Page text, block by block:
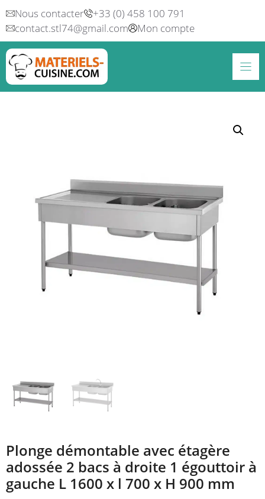
Aller
au
contenu
Nous contacter
+33 (0) 458 100 791
contact.stl74@gmail.com
Mon compte
Plonge démontable avec étagère
adossée 2 bacs à droite 1 égouttoir à
gauche L 1600 x l 700 x H 900 mm